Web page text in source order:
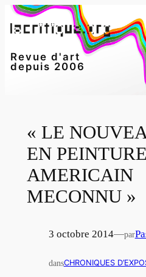
Aller
au
Revue d'art
depuis 2006
« LE
EN
AMERICAIN
MECONNU »
3 octobre 2014—par
dansCHRONIQUES